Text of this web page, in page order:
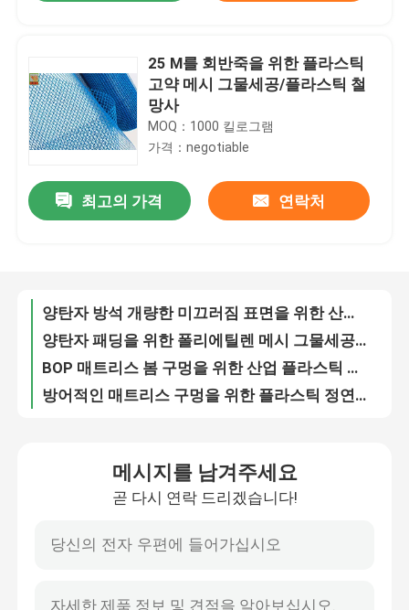
집
제품
회사 소개
품질 관리
연락주세요
내밀린 플라스틱 그물세공
정원 메시 그물세공
농업 그물세공
25 M를 회반죽을 위한 플라스틱
고약 메시 그물세공/플라스틱 철
망사
MOQ：1000 킬로그램
가격：negotiable
최고의 가격 연락처
까만 색깔 산업 플라스틱 그물세공 PP는 메시 50g/Sqm 라이트급 선수를 지원합니다
산업 플라스틱 방어적인 그물세공 지원 메시 50g/Sqm 500m 길이 검정 색깔
PP는 산업 플라스틱 그물세공, 까만 플라스틱 메시 장벽 담 그물세공을 지원합니다
경량 농업 그물세공, 뗏장 Rolls 생산을 위한 플라스틱 메시 그물세공
메시지를 남겨주세요
곧 다시 연락 드리겠습니다!